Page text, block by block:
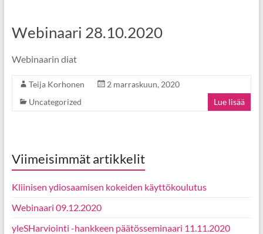
Webinaari 28.10.2020
Webinaarin diat
Teija Korhonen
2 marraskuun, 2020
Uncategorized
Lue lisää
Viimeisimmät artikkelit
Kliinisen ydiosaamisen kokeiden käyttökoulutus
Webinaari 09.12.2020
yleSHarviointi -hankkeen päätösseminaari 11.11.2020